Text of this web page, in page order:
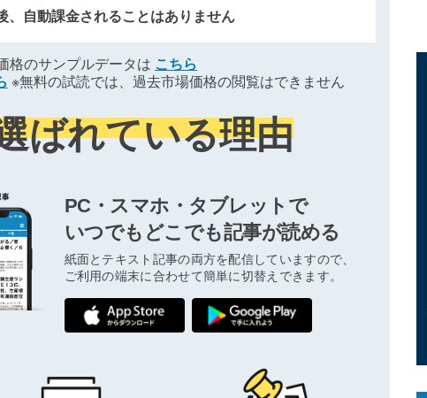
、自動課金されることはありません
格のサンプルデータは こちら
※無料の試読では、過去市場価格の閲覧はできません
ばれている理由
PC・スマホ・タブレットで
いつでもどこでも記事が読める
紙面とテキスト記事の両方を配信していますので、
ご利用の端末に合わせて簡単に切替えできます。